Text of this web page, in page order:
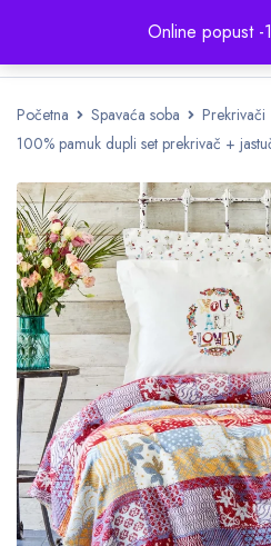
Online popust -
Početna Spavaća soba Prekrivači
100% pamuk dupli set prekrivač +